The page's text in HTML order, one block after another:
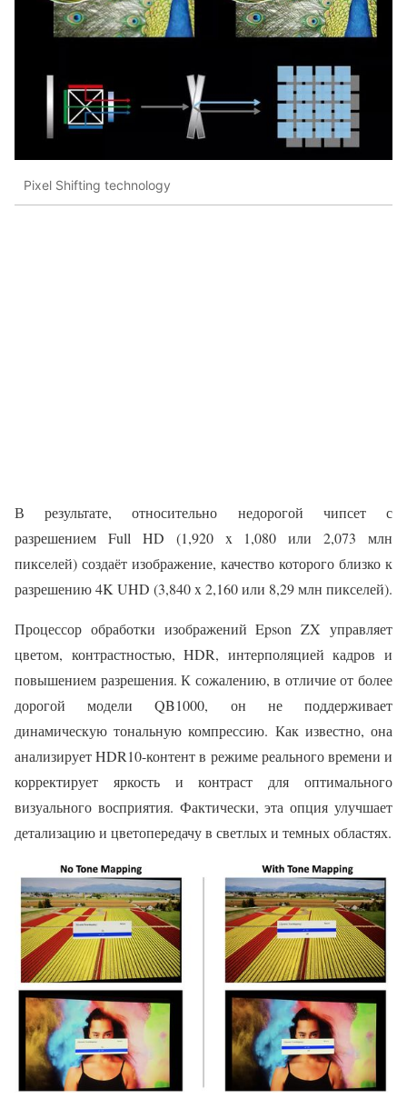
Pixel Shifting technology
В результате, относительно недорогой чипсет с
разрешением Full HD (1,920 x 1,080 или 2,073 млн
пикселей) создаёт изображение, качество которого близко к
разрешению 4K UHD (3,840 x 2,160 или 8,29 млн пикселей).
Процессор обработки изображений Epson ZX управляет
цветом, контрастностью, HDR, интерполяцией кадров и
повышением разрешения. К сожалению, в отличие от более
дорогой модели QB1000, он не поддерживает
динамическую тональную компрессию. Как известно, она
анализирует HDR10-контент в режиме реального времени и
корректирует яркость и контраст для оптимального
визуального восприятия. Фактически, эта опция улучшает
детализацию и цветопередачу в светлых и темных областях.